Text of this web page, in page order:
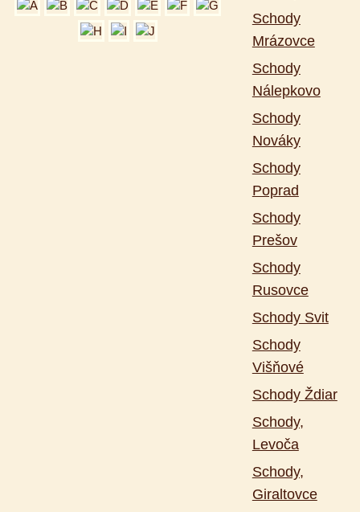
Schody
Mrázovce
Schody
Nálepkovo
Schody
Nováky
Schody
Poprad
Schody
Prešov
Schody
Rusovce
Schody Svit
Schody
Višňové
Schody Ždiar
Schody,
Levoča
Schody,
Giraltovce